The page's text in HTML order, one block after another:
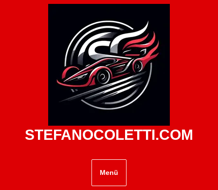
STEFANOCOLETTI.COM
Menü